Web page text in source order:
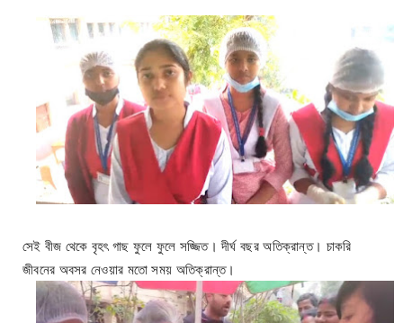
সেই বীজ থেকে বৃহৎ গাছ ফুলে ফুলে সজ্জিত। দীর্ঘ বছর অতিক্রান্ত। চাকরি
জীবনের অবসর নেওয়ার মতো সময় অতিক্রান্ত।